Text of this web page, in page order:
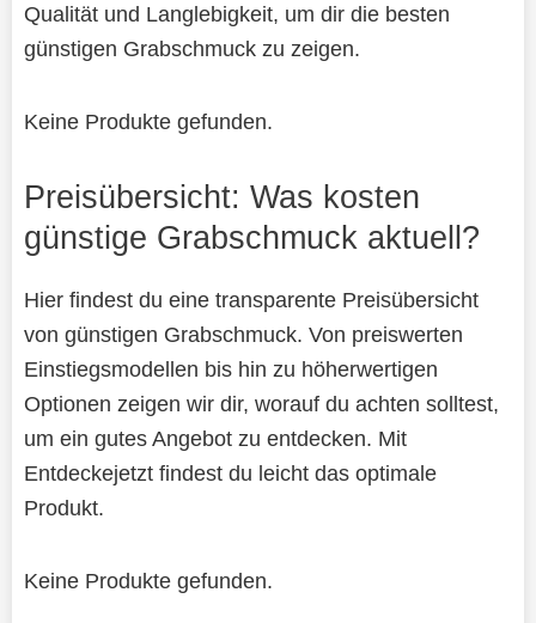
Qualität und Langlebigkeit, um dir die besten
günstigen Grabschmuck zu zeigen.
Keine Produkte gefunden.
Preisübersicht: Was kosten
günstige Grabschmuck aktuell?
Hier findest du eine transparente Preisübersicht
von günstigen Grabschmuck. Von preiswerten
Einstiegsmodellen bis hin zu höherwertigen
Optionen zeigen wir dir, worauf du achten solltest,
um ein gutes Angebot zu entdecken. Mit
Entdeckejetzt findest du leicht das optimale
Produkt.
Keine Produkte gefunden.